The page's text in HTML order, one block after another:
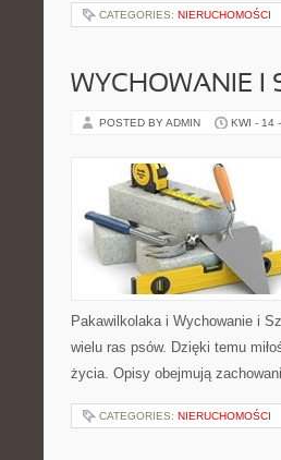
CATEGORIES: NIERUCHOMOŚCI
WYCHOWANIE I
POSTED BY ADMIN KWI - 14
Pakawilkolaka i Wychowanie i
wielu ras psów. Dzięki temu
życia. Opisy obejmują
CATEGORIES: NIERUCHOMOŚCI